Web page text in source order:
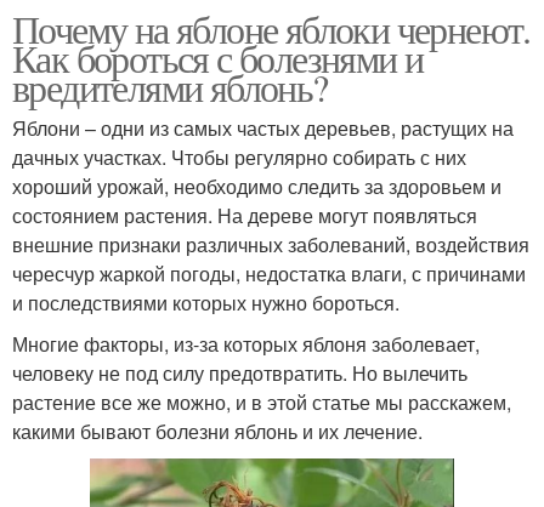
Почему на яблоне яблоки чернеют.
Как бороться с болезнями и
вредителями яблонь?
Яблони – одни из самых частых деревьев, растущих на
дачных участках. Чтобы регулярно собирать с них
хороший урожай, необходимо следить за здоровьем и
состоянием растения. На дереве могут появляться
внешние признаки различных заболеваний, воздействия
чересчур жаркой погоды, недостатка влаги, с причинами
и последствиями которых нужно бороться.
Многие факторы, из-за которых яблоня заболевает,
человеку не под силу предотвратить. Но вылечить
растение все же можно, и в этой статье мы расскажем,
какими бывают болезни яблонь и их лечение.